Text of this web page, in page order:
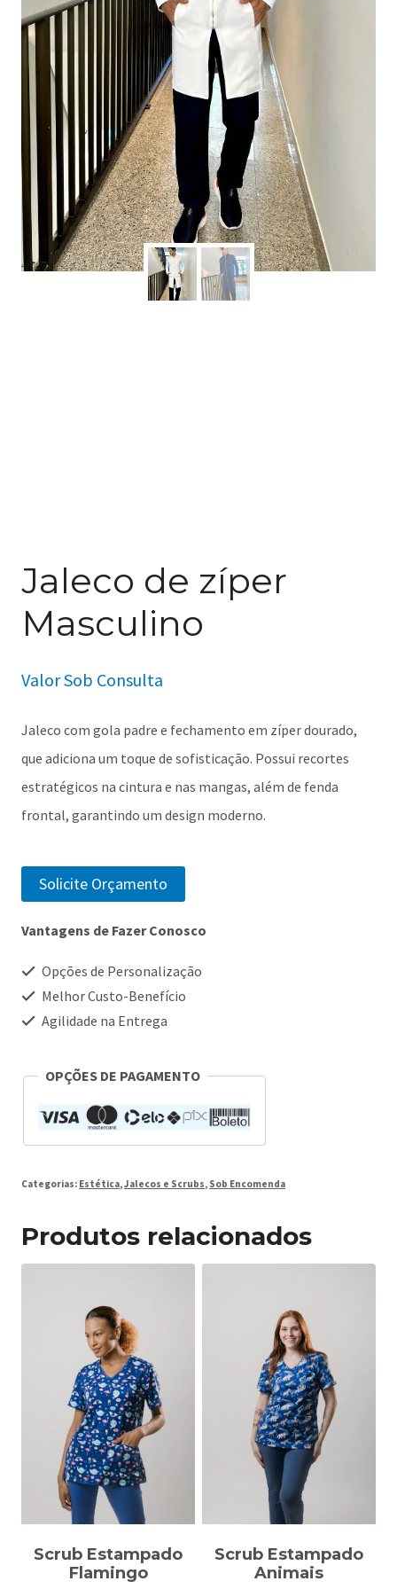
Jaleco de zíper
Masculino
Valor Sob Consulta
Jaleco com gola padre e fechamento em zíper dourado,
que adiciona um toque de sofisticação. Possui recortes
estratégicos na cintura e nas mangas, além de fenda
frontal, garantindo um design moderno.
Solicite Orçamento
Vantagens de Fazer Conosco
Opções de Personalização
Melhor Custo-Benefício
Agilidade na Entrega
OPÇÕES DE PAGAMENTO
Categorias: Estética,Jalecos e Scrubs, Sob Encomenda
Produtos relacionados
Scrub Estampado
Flamingo
Scrub Estampado
Animais